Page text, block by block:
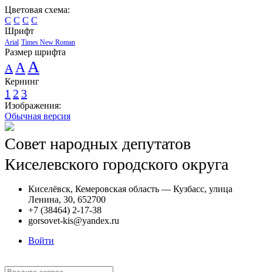
Цветовая схема:
C C C C
Шрифт
Arial Times New Roman
Размер шрифта
A A A
Кернинг
1 2 3
Изображения:
Обычная версия
Совет народных депутатов
Киселевского городского округа
Киселёвск, Кемеровская область — Кузбасс, улица
Ленина, 30, 652700
+7 (38464) 2-17-38
gorsovet-kis@yandex.ru
Войти